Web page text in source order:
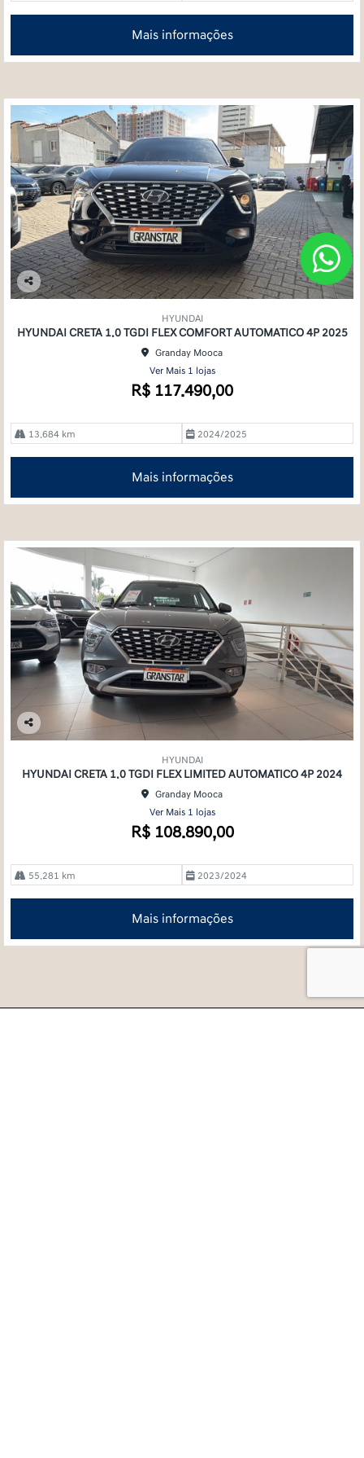
Mais informações
Co
lhe
HYUNDAI
HYUNDAI CRETA 1.0 TGDI FLEX COMFORT AUTOMATICO 4P 2025
Granday Mooca
Ver Mais 1 lojas
R$ 117.490,00
13.684 km 2024/2025
Mais informações
Co
arti
lhe
HYUNDAI
HYUNDAI CRETA 1.0 TGDI FLEX LIMITED AUTOMATICO 4P 2024
Granday Mooca
Ver Mais 1 lojas
R$ 108.890,00
55.281 km 2023/2024
Mais informações